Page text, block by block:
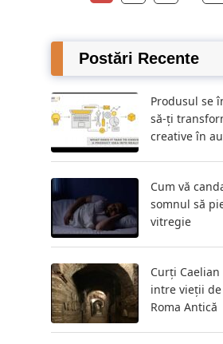
Postări Recente
Produsul se
să-ți
creative în
Cum vă
somnul să
vitregie
Curți
intre vieții
Roma Antică